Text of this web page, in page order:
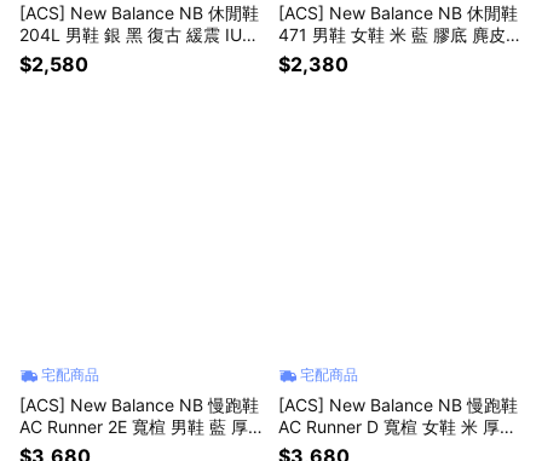
[ACS] New Balance NB 休閒鞋
204L 男鞋 銀 黑 復古 緩震 IU同
款 U204LSWD-D
$2,580
[ACS] New Balance NB 休閒鞋
471 男鞋 女鞋 米 藍 膠底 麂皮
復古 紐巴倫 U471AA-D
$2,380
宅配商品
[ACS] New Balance NB 慢跑鞋
AC Runner 2E 寬楦 男鞋 藍 厚
底 緩衝 運動鞋 MACR18PU-2E
$3,680
宅配商品
[ACS] New Balance NB 慢跑鞋
AC Runner D 寬楦 女鞋 米 厚底
緩衝 運動鞋 WACR1895-D
$3,680